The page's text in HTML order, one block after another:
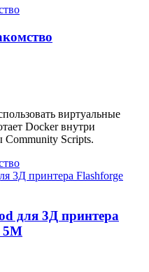
виртуальные
Docker внутри
Community Scripts.
для 3Д принтера
5M